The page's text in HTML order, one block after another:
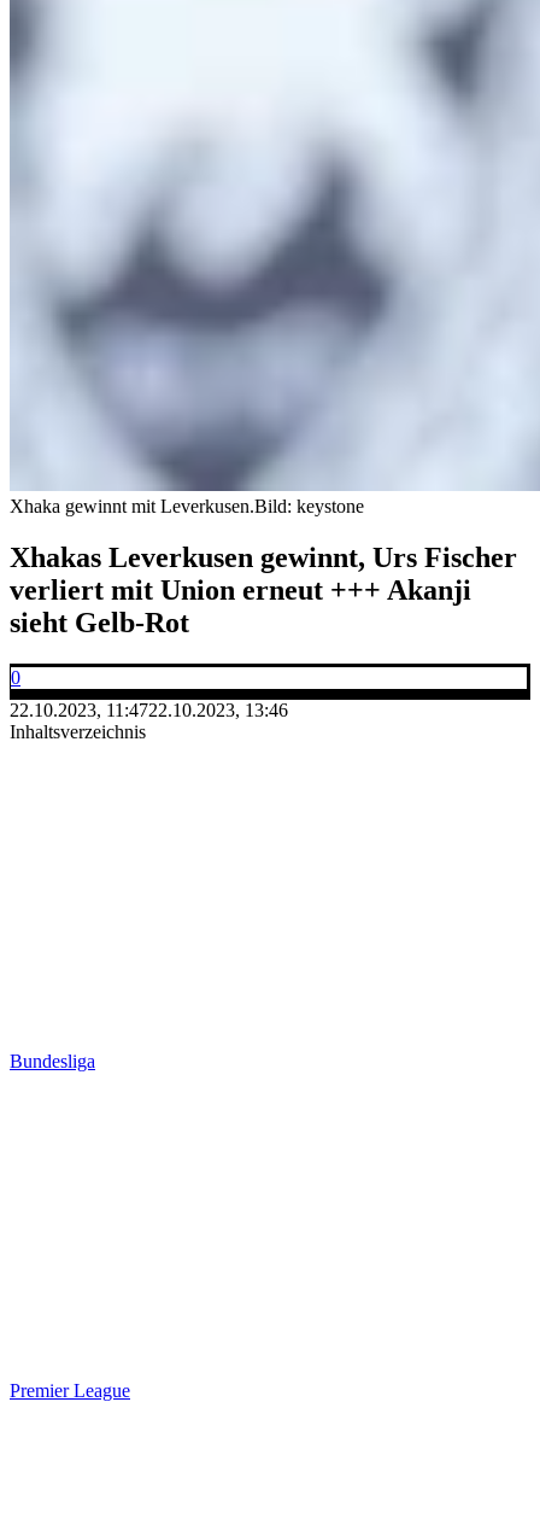
Xhaka gewinnt mit Leverkusen.Bild: keystone
Xhakas Leverkusen gewinnt, Urs Fischer
verliert mit Union erneut +++ Akanji
sieht Gelb-Rot
0
22.10.2023, 11:4722.10.2023, 13:46
Inhaltsverzeichnis
Bundesliga
Premier League